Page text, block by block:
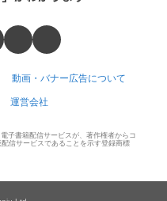
動画・バナー広告について
運営会社
子書籍配信サービスが、著作権者からコ
信サービスであることを示す登録商標